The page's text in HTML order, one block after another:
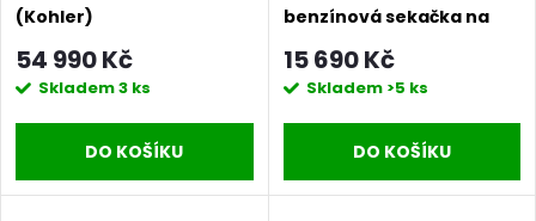
(Kohler)
54 990 Kč
Skladem3 ks
DO KOŠÍKU
benzínová sekačka na
15 690 Kč
Skladem >5 ks
DO KOŠÍKU